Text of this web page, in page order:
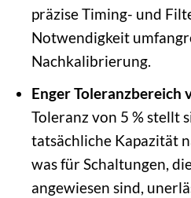
präzise Timing- und
Notwendigkeit
Nachkalibrierung.
Enger Toleranzbereich
Toleranz von 5 % stellt
tatsächliche Kapazität
was für Schaltungen,
angewiesen sind,